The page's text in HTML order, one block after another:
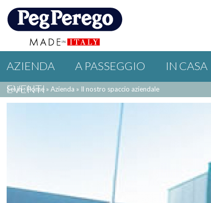
AZIENDA A PASSEGGIO IN CASA
EVENTI
Sei in : Home »Azienda » Il nostro spaccio aziendale